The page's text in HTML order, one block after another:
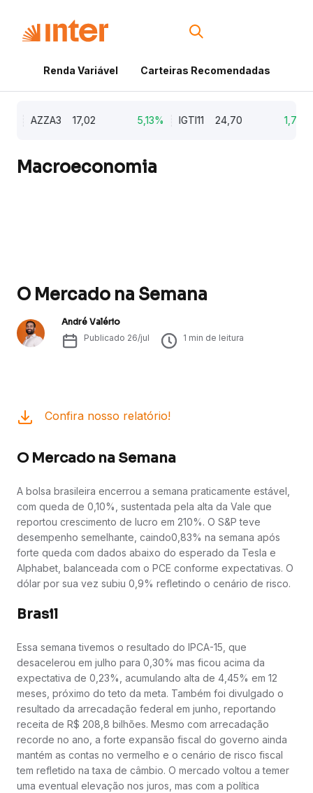
Renda Variável Carteiras Recomendadas
AZZA3 17,02 5,13% IGTI11 24,70 1,77%
Macroeconomia
O Mercado na Semana
André Valério
Publicado 26/jul 1 min de leitura
Confira nosso relatório!
O Mercado na Semana
A bolsa brasileira encerrou a semana praticamente estável,
com queda de 0,10%, sustentada pela alta da Vale que
reportou crescimento de lucro em 210%. O S&P teve
desempenho semelhante, caindo0,83% na semana após
forte queda com dados abaixo do esperado da Tesla e
Alphabet, balanceada com o PCE conforme expectativas. O
dólar por sua vez subiu 0,9% refletindo o cenário de risco.
Brasil
Essa semana tivemos o resultado do IPCA-15, que
desacelerou em julho para 0,30% mas ficou acima da
expectativa de 0,23%, acumulando alta de 4,45% em 12
meses, próximo do teto da meta. Também foi divulgado o
resultado da arrecadação federal em junho, reportando
receita de R$ 208,8 bilhões. Mesmo com arrecadação
recorde no ano, a forte expansão fiscal do governo ainda
mantém as contas no vermelho e o cenário de risco fiscal
tem refletido na taxa de câmbio. O mercado voltou a temer
uma eventual elevação nos juros, mas com a política